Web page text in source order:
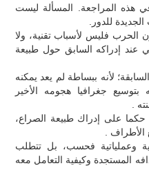
هذه المراجعة. المسألة ليست
للدور.
الحرب فليس لأسباب تقنية، ولا
عند إدراكه السابق حول طبيعة
لأنه ببساطة لم يعد يمكنه
جغرافيا هجومه الأخير
.
على إدراك طبيعة الصراع،
الأطراف .
وعملياتية فحسب، بل تتطلب
المستجدة وكيفية التعامل معه